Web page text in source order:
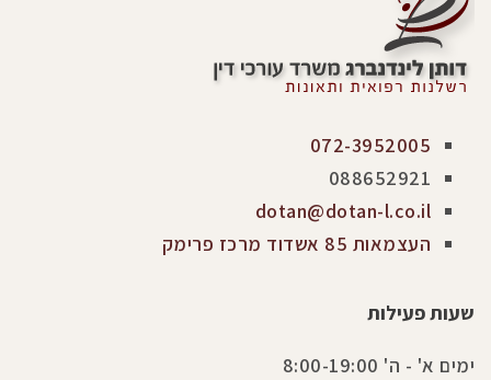
072-3952005
088652921
dotan@dotan-l.co.il
העצמאות 85 אשדוד מרכז פרימק
שעות פעילות
ימים א' - ה' 8:00-19:00